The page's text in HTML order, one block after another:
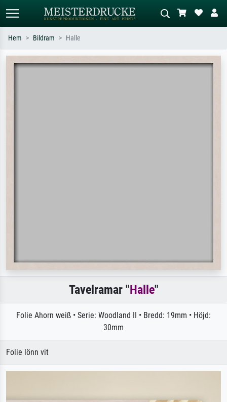
Standardsök AI-bildsökning
Hem Bildram Halle
Tavelramar "Halle"
Folie Ahorn weiß • Serie: Woodland II • Bredd: 19mm • Höjd:
30mm
Folie lönn vit